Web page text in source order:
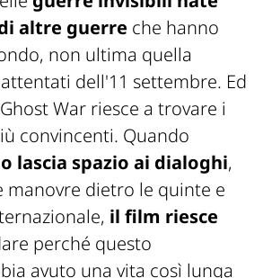
altre guerre che hanno
non ultima quella
dell'11 settembre. Ed
Ghost War riesce a trovare i
convincenti. Quando
lascia spazio ai dialoghi,
manovre dietro le quinte e
il film riesce
perché questo
avuto una vita così lunga